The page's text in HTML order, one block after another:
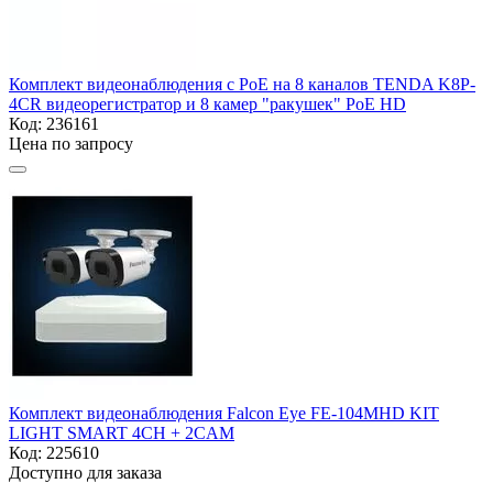
Комплект видеонаблюдения с PoE на 8 каналов TENDA K8P-
4CR видеорегистратор и 8 камер "ракушек" PoE HD
Код: 236161
Цена по запросу
Комплект видеонаблюдения Falcon Eye FE-104MHD KIT
LIGHT SMART 4CH + 2CAM
Код: 225610
Доступно для заказа